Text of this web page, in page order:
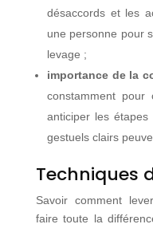
désaccords et les
une personne pour
levage ;
importance de la
constamment pour
anticiper les
gestuels clairs
Techniques
Savoir comment
faire toute la